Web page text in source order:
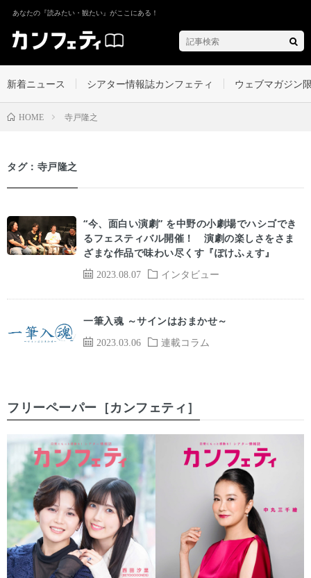
あなたの『読みたい・観たい』がここにある！
新着ニュース シアター情報誌カンフェティ ウェブマガジン
HOME 寺戸隆之
タグ：寺戸隆之
2023.08.07 インタビュー
“今、面白い演劇” を中野の小劇場でハシゴでき
るフェスティバル開催！ 演劇の楽しさをさま
ざまな作品で味わい尽くす『ぽけふぇす』
2023.03.06 連載コラム
一筆入魂 ～サインはおまかせ～
フリーペーパー［カンフェティ］